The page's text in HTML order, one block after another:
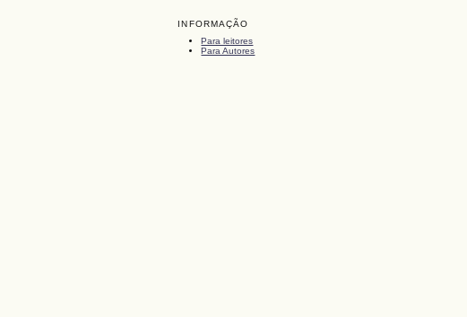
INFORMAÇÃO
Para leitores
Para Autores